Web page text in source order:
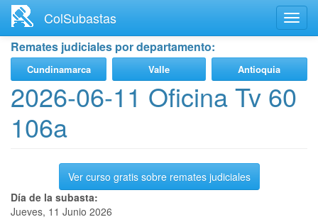
contenido
principal
ColSubastas
Remates judiciales por departamento:
Cundinamarca Valle Antioquia
2026-06-11 Oficina Tv 60
106a
Ver curso gratis sobre remates judiciales
Día de la subasta:
Jueves, 11 Junio 2026